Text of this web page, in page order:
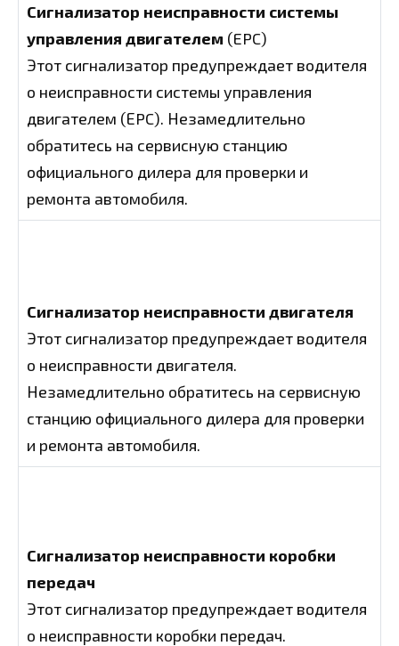
Сигнализатор неисправности системы
управления двигателем (EPC)
Этот сигнализатор предупреждает водителя
о неисправности системы управления
двигателем (ЕPC). Незамедлительно
обратитесь на сервисную станцию
официального дилера для проверки и
ремонта автомобиля.
Сигнализатор неисправности двигателя
Этот сигнализатор предупреждает водителя
о неисправности двигателя.
Незамедлительно обратитесь на сервисную
станцию официального дилера для проверки
и ремонта автомобиля.
Сигнализатор неисправности коробки
передач
Этот сигнализатор предупреждает водителя
о неисправности коробки передач.